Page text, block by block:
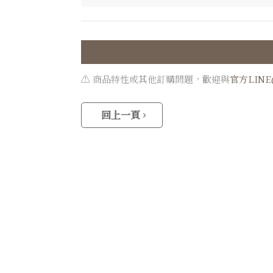
⚠️ 商品特性或其他訂購問題，歡迎與官方
回上一頁